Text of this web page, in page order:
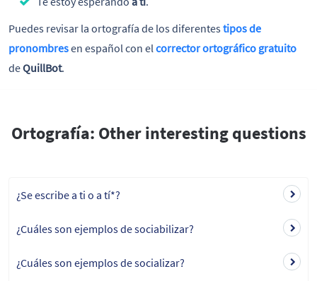
Puedes revisar la ortografía de los diferentestipos de
pronombresen español con elcorrector ortográfico gratuito
deQuillBot.
Ortografía: Other interesting questions
¿Se escribe a ti o a tí*?
¿Cuáles son ejemplos de sociabilizar?
¿Cuáles son ejemplos de socializar?